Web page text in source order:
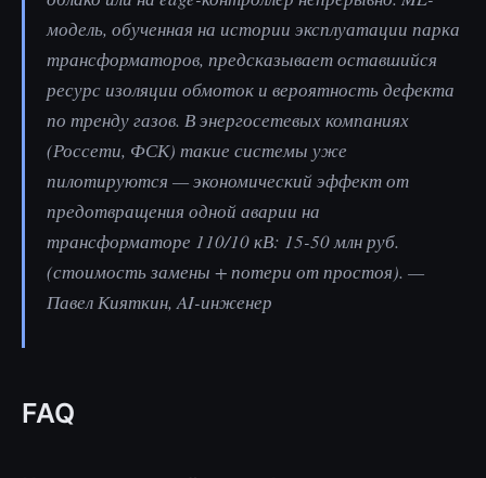
модель, обученная на истории эксплуатации парка
трансформаторов, предсказывает оставшийся
ресурс изоляции обмоток и вероятность дефекта
по тренду газов. В энергосетевых компаниях
(Россети, ФСК) такие системы уже
пилотируются — экономический эффект от
предотвращения одной аварии на
трансформаторе 110/10 кВ: 15-50 млн руб.
(стоимость замены + потери от простоя). —
Павел Кияткин, AI-инженер
FAQ